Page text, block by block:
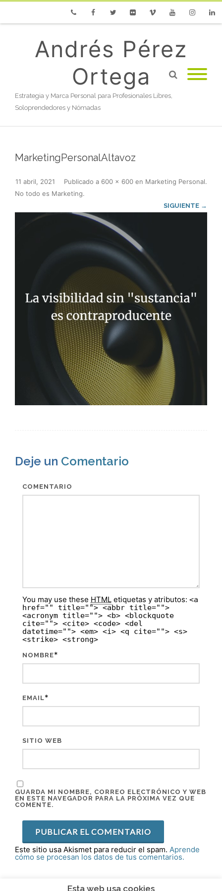
Andrés Pérez
Ortega
Estrategia y Marca Personal para Profesionales Libres,
Soloprendedores y Nómadas
MarketingPersonalAltavoz
Publicado
11 abril, 2021 a 600 × 600 en Marketing Personal.
No todo es Marketing.
SIGUIENTE →
Deje un Comentario
COMENTARIO
You may use these HTML etiquetas y atributos: <a
href="" title=""> <abbr title="">
<acronym title=""> <b> <blockquote
cite=""> <cite> <code> <del
datetime=""> <em> <i> <q cite=""> <s>
<strike> <strong>
NOMBRE*
EMAIL*
SITIO WEB
GUARDA MI NOMBRE, CORREO ELECTRÓNICO Y WEB
EN ESTE NAVEGADOR PARA LA PRÓXIMA VEZ QUE
COMENTE.
Este sitio usa Akismet para reducir el spam. Aprende
cómo se procesan los datos de tus comentarios.
Esta web usa cookies